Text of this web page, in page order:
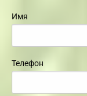
Имя
Телефон